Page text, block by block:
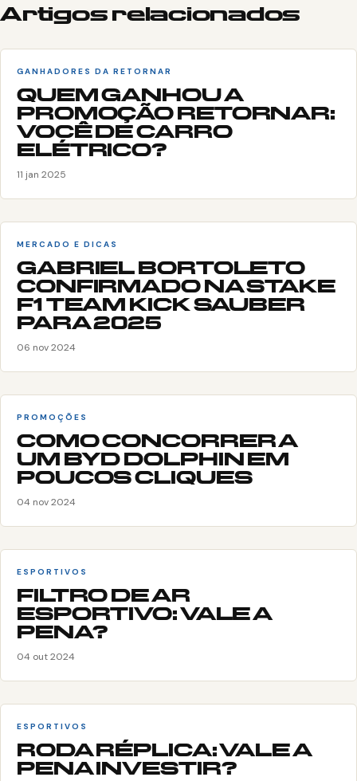
Artigos relacionados
GANHADORES DA RETORNAR
QUEM GANHOU A
PROMOÇÃO RETORNAR:
VOCÊ DE CARRO
ELÉTRICO?
11 jan 2025
MERCADO E DICAS
GABRIEL BORTOLETO
CONFIRMADO NA STAKE
F1 TEAM KICK SAUBER
PARA 2025
06 nov 2024
PROMOÇÕES
COMO CONCORRER A
UM BYD DOLPHIN EM
POUCOS CLIQUES
04 nov 2024
ESPORTIVOS
FILTRO DE AR
ESPORTIVO: VALE A
PENA?
04 out 2024
ESPORTIVOS
RODA RÉPLICA: VALE A
PENA INVESTIR?